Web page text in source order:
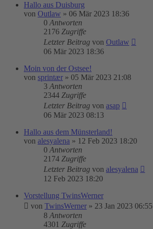
Hallo aus Duisburg
von Outlaw » 06 Mär 2023 18:36
0 Antworten
2176 Zugriffe
Letzter Beitrag von Outlaw
06 Mär 2023 18:36
Moin von der Ostsee!
von sprintær » 05 Mär 2023 21:08
3 Antworten
2344 Zugriffe
Letzter Beitrag von asap
06 Mär 2023 08:13
Hallo aus dem Münsterland!
von alesyalena » 12 Feb 2023 18:20
0 Antworten
2174 Zugriffe
Letzter Beitrag von alesyalena
12 Feb 2023 18:20
Vorstellung TwinsWerner
von TwinsWerner » 23 Jan 2023 06:55
8 Antworten
4301 Zugriffe